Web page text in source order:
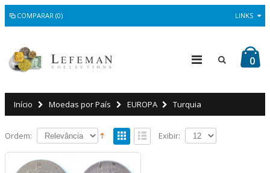
COMPARAR (0) LINKS
0
Início Moedas por País EUROPA Turquia
Ordem: Exibir: